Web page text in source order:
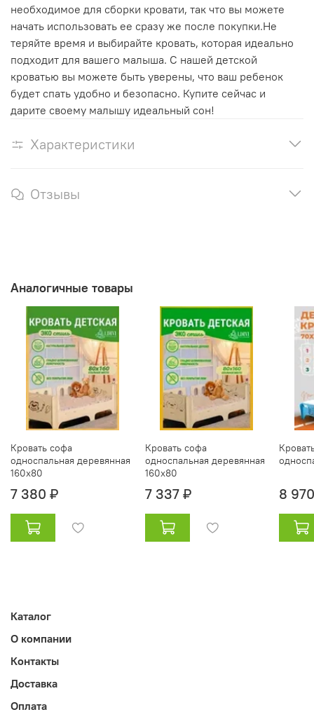
необходимое для сборки кровати, так что вы можете
начать использовать ее сразу же после покупки.Не
теряйте время и выбирайте кровать, которая идеально
подходит для вашего малыша. С нашей детской
кроватью вы можете быть уверены, что ваш ребенок
будет спать удобно и безопасно. Купите сейчас и
дарите своему малышу идеальный сон!
Характеристики
Отзывы
Аналогичные товары
Кровать софа
односпальная деревянная
160х80
7 380 ₽
Кровать софа
односпальная деревянная
160х80
7 337 ₽ 8
Каталог
О компании
Контакты
Доставка
Оплата